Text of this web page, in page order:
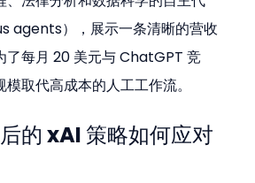
agents），展示一条清晰的营收
了每月 20 美元与 ChatGPT 竞
取代高成本的人工工作流。
的 xAI 策略如何应对